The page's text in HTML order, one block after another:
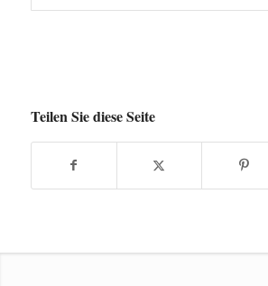
Teilen Sie diese Seite